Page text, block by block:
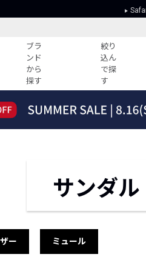
ブラ
ンド
から
探す
絞り
込ん
で探
す
すべての記事
HOTなコーデ TOP20
新ブランドご紹介！サンダ
ー ミュール